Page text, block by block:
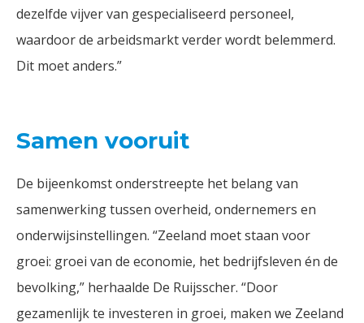
dezelfde vijver van gespecialiseerd personeel,
waardoor de arbeidsmarkt verder wordt belemmerd.
Dit moet anders.”
Samen vooruit
De bijeenkomst onderstreepte het belang van
samenwerking tussen overheid, ondernemers en
onderwijsinstellingen. “Zeeland moet staan voor
groei: groei van de economie, het bedrijfsleven én de
bevolking,” herhaalde De Ruijsscher. “Door
gezamenlijk te investeren in groei, maken we Zeeland